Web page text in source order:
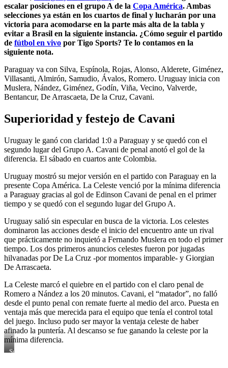
de
gol
para
Uruguay
junto
a
Nahitan
Nández,
De
la
Cruz,
Matías
Matías
Viña
escalar posiciones en el grupo A de la Copa América. Ambas
selecciones ya están en los cuartos de final y lucharán por una
victoria para acomodarse en la parte más alta de la tabla y
evitar a Brasil en la siguiente instancia. ¿Cómo seguir el partido
de fútbol en vivo por Tigo Sports? Te lo contamos en la
siguiente nota.
Paraguay va con Silva, Espínola, Rojas, Alonso, Alderete, Giménez,
Villasanti, Almirón, Samudio, Ávalos, Romero. Uruguay inicia con
Muslera, Nández, Giménez, Godín, Viña, Vecino, Valverde,
Bentancur, De Arrascaeta, De la Cruz, Cavani.
Superioridad y festejo de Cavani
Uruguay le ganó con claridad 1:0 a Paraguay y se quedó con el
segundo lugar del Grupo A. Cavani de penal anotó el gol de la
diferencia. El sábado en cuartos ante Colombia.
Uruguay mostró su mejor versión en el partido con Paraguay en la
presente Copa América. La Celeste venció por la mínima diferencia
a Paraguay gracias al gol de Edinson Cavani de penal en el primer
tiempo y se quedó con el segundo lugar del Grupo A.
Uruguay salió sin especular en busca de la victoria. Los celestes
dominaron las acciones desde el inicio del encuentro ante un rival
que prácticamente no inquietó a Fernando Muslera en todo el primer
tiempo. Los dos primeros anuncios celestes fueron por jugadas
hilvanadas por De La Cruz -por momentos imparable- y Giorgian
De Arrascaeta.
La Celeste marcó el quiebre en el partido con el claro penal de
Romero a Nández a los 20 minutos. Cavani, el “matador”, no falló
desde el punto penal con remate fuerte al medio del arco. Puesta en
ventaja más que merecida para el equipo que tenía el control total
del juego. Incluso pudo ser mayor la ventaja celeste de haber
afinado la puntería. Al descanso se fue ganando la celeste por la
mínima diferencia.
Suarez